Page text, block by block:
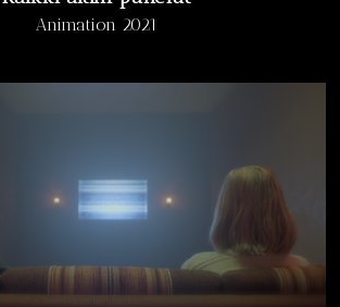
Animation 2021